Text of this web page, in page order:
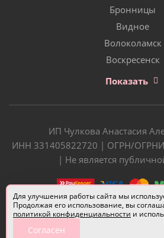
Бронницы
Видное
Волоколамск
Воскресенск
Показать
ИП Чулкова Анастасия
ИНН 331405822720 | ОГРН/
| Не является
Разработчик сайта —
Для улучшения работы сайта мы
Продолжая его использование, вы
политикой конфиденциальности и
Согласен